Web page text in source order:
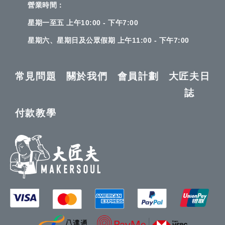
營業時間：
星期一至五 上午10:00 - 下午7:00
星期六、星期日及公眾假期 上午11:00 - 下午7:00
常見問題 關於我們 會員計劃
大匠夫日
誌
付款教學